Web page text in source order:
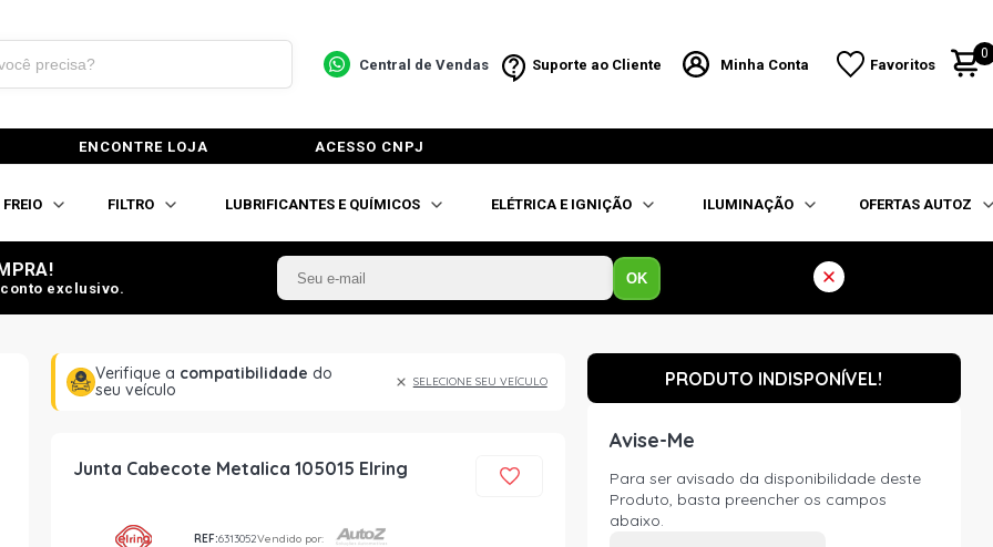
Central de Vendas Suporte ao Cliente Minha Conta Favoritos
0
ENCONTRE LOJA ACESSO CNPJ
FREIO FILTRO LUBRIFICANTES E QUÍMICOS ELÉTRICA E IGNIÇÃO ILUMINAÇÃO OFERTAS AUTOZ
exclusivo.
OK
Verifique a compatibilidade do
seu veículo
SELECIONE SEU VEÍCULO
Junta Cabecote Metalica 105015 Elring
REF:6313052Vendido por:
PRODUTO INDISPONÍVEL!
Avise-Me
Para ser avisado da disponibilidade deste
Produto, basta preencher os campos
abaixo.